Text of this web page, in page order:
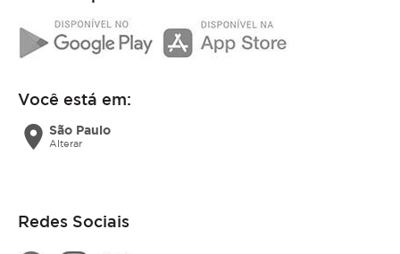
Você está em:
location_on São Paulo
Alterar
Redes Sociais